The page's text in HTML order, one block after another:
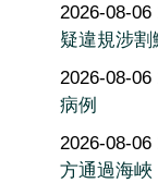
2026-08-06
疑違規涉
2026-08-06
病例
2026-08-06
方通過海峽